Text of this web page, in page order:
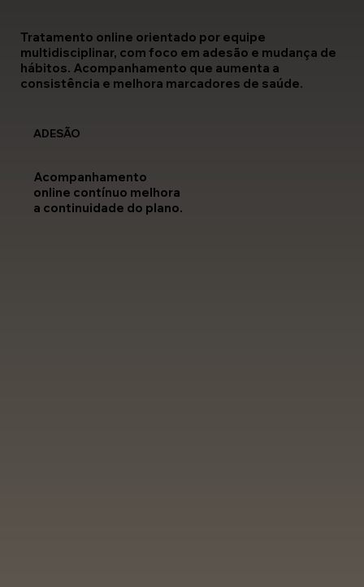
Tratamento online orientado por equipe
multidisciplinar, com foco em adesão e mudança de
hábitos. Acompanhamento que aumenta a
consistência e melhora marcadores de saúde.
ADESÃO
Acompanhamento
online contínuo melhora
a continuidade do plano.